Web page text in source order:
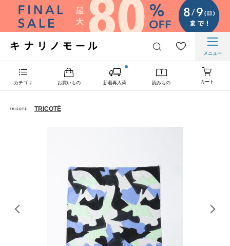
メニュー
カテゴリ お買いもの 新着再入荷 読みもの カート
TRICOTÉ